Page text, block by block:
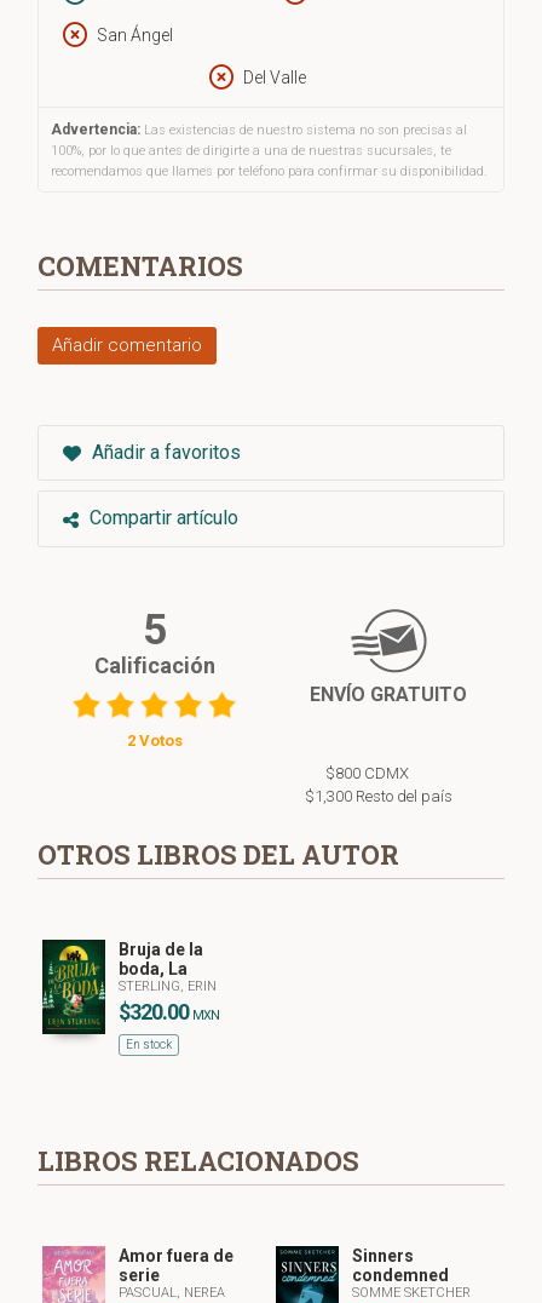
demasiado tarde.
San Ángel
Del Valle
Advertencia: Las existencias de nuestro sistema no son precisas al
100%, por lo que antes de dirigirte a una de nuestras sucursales, te
recomendamos que llames por teléfono para confirmar su disponibilidad.
COMENTARIOS
Añadir comentario
Añadir a favoritos
Compartir artículo
5
Calificación
2 Votos
ENVÍO GRATUITO
$800 CDMX
$1,300 Resto del país
OTROS LIBROS DEL AUTOR
Bruja de la
boda, La
STERLING, ERIN
$320.00 MXN
En stock
LIBROS RELACIONADOS
Amor fuera de
serie
PASCUAL, NEREA
Sinners
condemned
SOMME SKETCHER